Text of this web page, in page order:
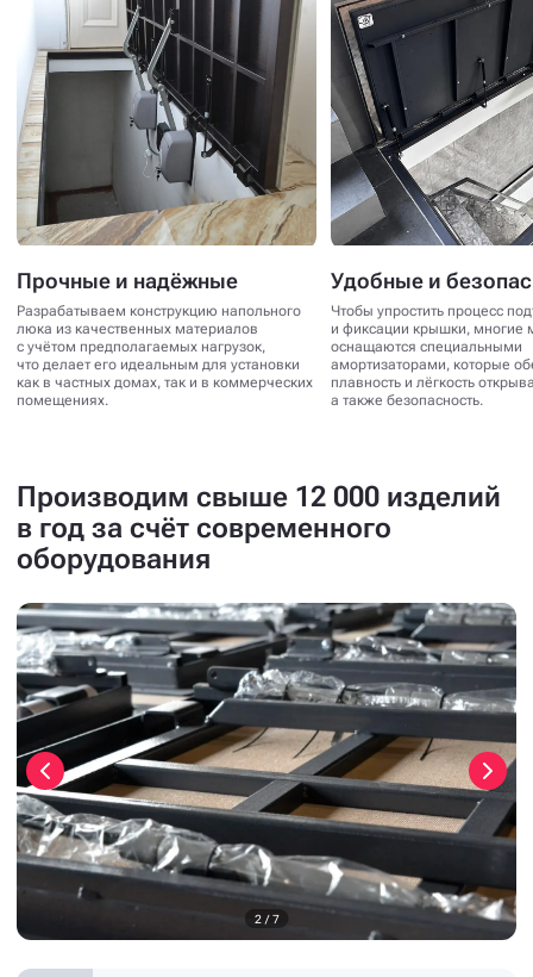
Прочные и надёжные
Разрабатываем конструкцию напольного
люка из качественных материалов
с учётом предполагаемых нагрузок,
что делает его идеальным для установки
как в частных домах, так и в коммерческих
помещениях.
Удобные и
Чтобы упростить процесс
и фиксации крышки, многие
оснащаются специальными
амортизаторами, которые
плавность и лёгкость
а также безопасность.
Производим свыше 12 000 изделий
в год за счёт современного
оборудования
3 / 7